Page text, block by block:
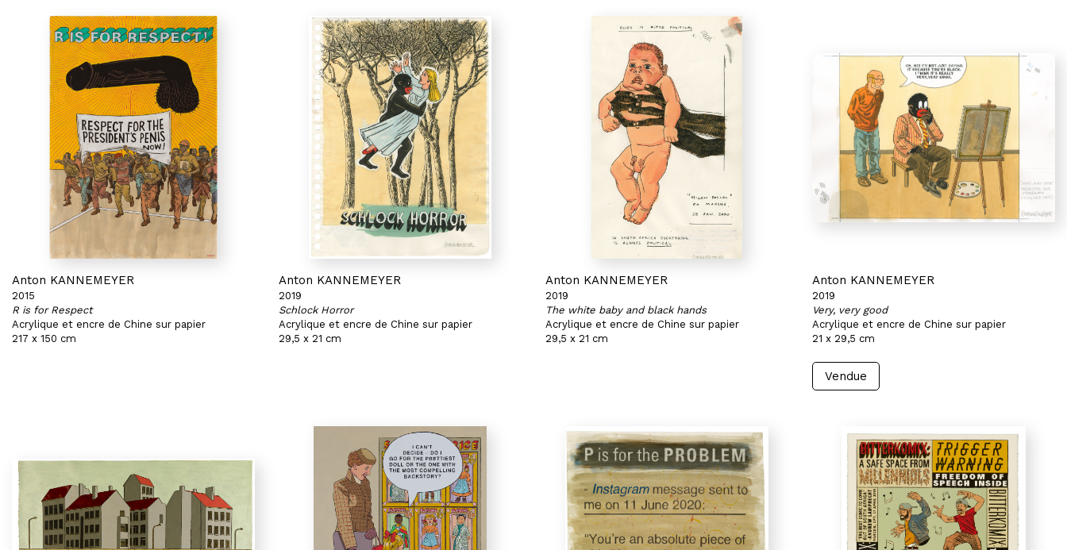
Anton KANNEMEYER
2015
R is for Respect
Acrylique et encre de Chine sur papier
217 x 150 cm
Anton KANNEMEYER
2019
Schlock Horror
Acrylique et encre de Chine sur papier
29,5 x 21 cm
Anton KANNEMEYER
2019
The white baby and black hands
Acrylique et encre de Chine sur papier
29,5 x 21 cm
Anton KANNEMEYER
2019
Very, very good
Acrylique et encre de Chine sur papier
21 x 29,5 cm
Vendue